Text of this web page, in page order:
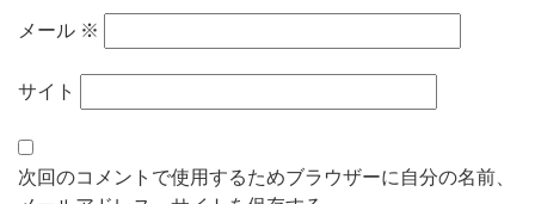
メール ※
サイト
次回のコメントで使用するためブラウザーに自分の名前、